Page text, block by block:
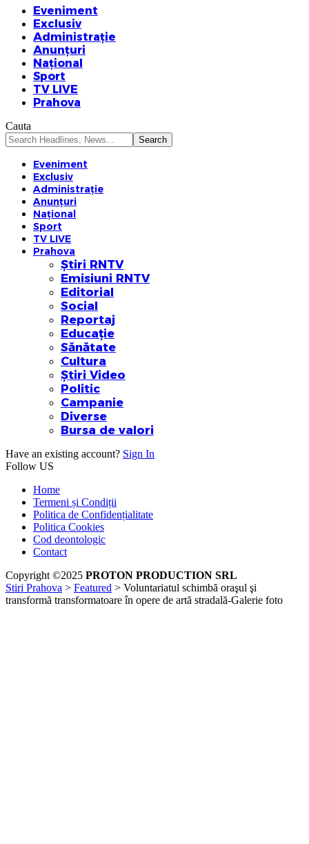
Eveniment
Exclusiv
Administrație
Anunțuri
Național
Sport
TV LIVE
Prahova
Cauta
Eveniment
Exclusiv
Administrație
Anunțuri
Național
Sport
TV LIVE
Prahova
Știri RNTV
Emisiuni RNTV
Editorial
Social
Reportaj
Educație
Sănătate
Cultura
Știri Video
Politic
Campanie
Diverse
Bursa de valori
Have an existing account? Sign In
Follow US
Home
Termeni și Condiții
Politica de Confidențialitate
Politica Cookies
Cod deontologic
Contact
Copyright ©2025 PROTON PRODUCTION SRL
Stiri Prahova > Featured > Voluntariatul schimbă oraşul şi
transformă transformatoare în opere de artă stradală-Galerie foto